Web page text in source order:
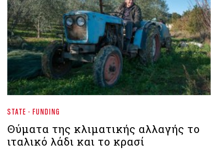
STATE - FUNDING
Θύματα της κλιματικής αλλαγής το
ιταλικό λάδι και το κρασί